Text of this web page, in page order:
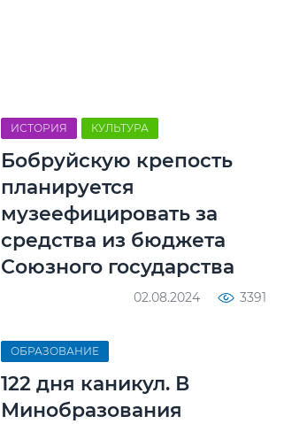
ИСТОРИЯ КУЛЬТУРА
Бобруйскую крепость
планируется
музеефицировать за
средства из бюджета
Союзного государства
02.08.2024 3391
ОБРАЗОВАНИЕ
122 дня каникул. В
Минобразования